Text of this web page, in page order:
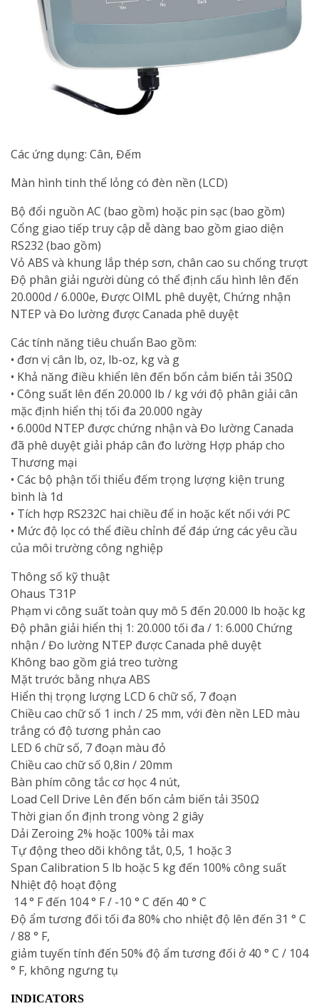
Các ứng dụng: Cân, Đếm
Màn hình tinh thể lỏng có đèn nền (LCD)
Bộ đổi nguồn AC (bao gồm) hoặc pin sạc (bao gồm)
Cổng giao tiếp truy cập dễ dàng bao gồm giao diện
RS232 (bao gồm)
Vỏ ABS và khung lắp thép sơn, chân cao su chống trượt
Độ phân giải người dùng có thể định cấu hình lên đến
20.000d / 6.000e, Được OIML phê duyệt, Chứng nhận
NTEP và Đo lường được Canada phê duyệt
Các tính năng tiêu chuẩn Bao gồm:
• đơn vị cân lb, oz, lb-oz, kg và g
• Khả năng điều khiển lên đến bốn cảm biến tải 350Ω
• Công suất lên đến 20.000 lb / kg với độ phân giải cân
mặc định hiển thị tối đa 20.000 ngày
• 6.000d NTEP được chứng nhận và Đo lường Canada
đã phê duyệt giải pháp cân đo lường Hợp pháp cho
Thương mại
• Các bộ phận tối thiểu đếm trọng lượng kiện trung
bình là 1d
• Tích hợp RS232C hai chiều để in hoặc kết nối với PC
• Mức độ lọc có thể điều chỉnh để đáp ứng các yêu cầu
của môi trường công nghiệp
Thông số kỹ thuật
Ohaus T31P
Phạm vi công suất toàn quy mô 5 đến 20.000 lb hoặc kg
Độ phân giải hiển thị 1: 20.000 tối đa / 1: 6.000 Chứng
nhận / Đo lường NTEP được Canada phê duyệt
Không bao gồm giá treo tường
Mặt trước bằng nhựa ABS
Hiển thị trọng lượng LCD 6 chữ số, 7 đoạn
Chiều cao chữ số 1 inch / 25 mm, với đèn nền LED màu
trắng có độ tương phản cao
LED 6 chữ số, 7 đoạn màu đỏ
Chiều cao chữ số 0,8in / 20mm
Bàn phím công tắc cơ học 4 nút,
Load Cell Drive Lên đến bốn cảm biến tải 350Ω
Thời gian ổn định trong vòng 2 giây
Dải Zeroing 2% hoặc 100% tải max
Tự động theo dõi không tắt, 0,5, 1 hoặc 3
Span Calibration 5 lb hoặc 5 kg đến 100% công suất
Nhiệt độ hoạt động
14 ° F đến 104 ° F / -10 ° C đến 40 ° C
Độ ẩm tương đối tối đa 80% cho nhiệt độ lên đến 31 ° C
/ 88 ° F,
giảm tuyến tính đến 50% độ ẩm tương đối ở 40 ° C / 104
° F, không ngưng tụ
INDICATORS